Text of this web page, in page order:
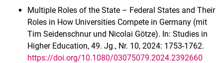
Multiple Roles of the State – Federal States and Their
Roles in How Universities Compete in Germany (mit
Tim Seidenschnur und Nicolai Götze). In: Studies in
Higher Education, 49. Jg., Nr. 10, 2024: 1753-1762.
https://doi.org/10.1080/03075079.2024.2392660